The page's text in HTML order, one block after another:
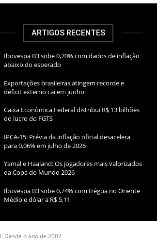
ARTIGOS RECENTES
Ibovespa B3 sobe 0,70% com dados de inflação
abaixo do esperado
Exportações brasileiras atingem recorde e
déficit externo cai em junho
Caixa Econômica Federal distribui R$ 13 bilhões
do lucro do FGTS
IPCA-15: Prévia da inflação oficial desacelera
para 0,06% em julho de 2026
Yamal e Haaland: Os jogadores mais valorizados
da Copa do Mundo 2026
Ibovespa B3 sobe 0,74% com trégua no Oriente
Médio e dólar a R$ 5,11
Desde o ano de 2007